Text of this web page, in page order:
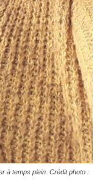
à temps plein. Crédit photo :